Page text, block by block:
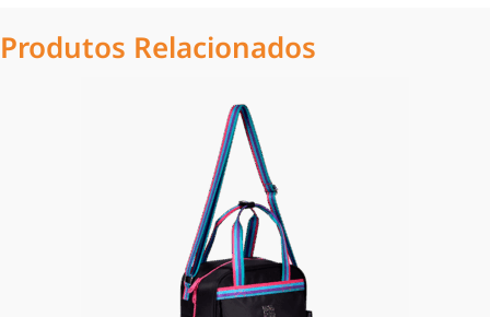
Produtos Relacionados